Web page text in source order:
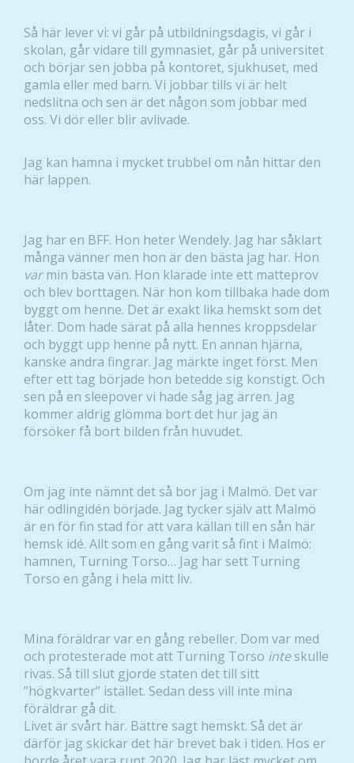
Så här lever vi: vi går på utbildningsdagis, vi går i
skolan, går vidare till gymnasiet, går på universitet
och börjar sen jobba på kontoret, sjukhuset, med
gamla eller med barn. Vi jobbar tills vi är helt
nedslitna och sen är det någon som jobbar med
oss. Vi dör eller blir avlivade.
Jag kan hamna i mycket trubbel om nån hittar den
här lappen.
Jag har en BFF. Hon heter Wendely. Jag har såklart
många vänner men hon är den bästa jag har. Hon
var min bästa vän. Hon klarade inte ett matteprov
och blev borttagen. När hon kom tillbaka hade dom
byggt om henne. Det är exakt lika hemskt som det
låter. Dom hade särat på alla hennes kroppsdelar
och byggt upp henne på nytt. En annan hjärna,
kanske andra fingrar. Jag märkte inget först. Men
efter ett tag började hon betedde sig konstigt. Och
sen på en sleepover vi hade såg jag ärren. Jag
kommer aldrig glömma bort det hur jag än
försöker få bort bilden från huvudet.
Om jag inte nämnt det så bor jag i Malmö. Det var
här odlingidén började. Jag tycker själv att Malmö
är en för fin stad för att vara källan till en sån här
hemsk idé. Allt som en gång varit så fint i Malmö:
hamnen, Turning Torso… Jag har sett Turning
Torso en gång i hela mitt liv.
Mina föräldrar var en gång rebeller. Dom var med
och protesterade mot att Turning Torso inteskulle
rivas. Så till slut gjorde staten det till sitt
”högkvarter” istället. Sedan dess vill inte mina
föräldrar gå dit.
Livet är svårt här. Bättre sagt hemskt. Så det är
därför jag skickar det här brevet bak i tiden. Hos er